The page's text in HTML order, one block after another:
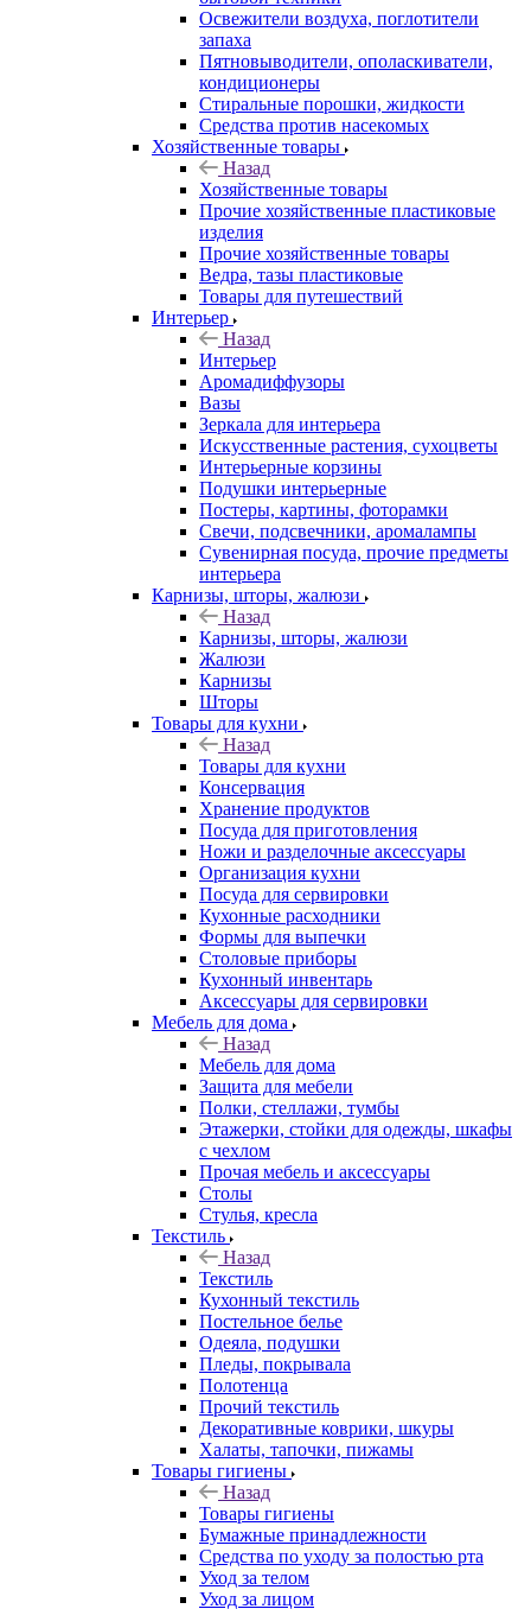
Освежители воздуха, поглотители
запаха
Пятновыводители, ополаскиватели,
кондиционеры
Стиральные порошки, жидкости
Средства против насекомых
Хозяйственные товары
Назад
Хозяйственные товары
Прочие хозяйственные пластиковые
изделия
Прочие хозяйственные товары
Ведра, тазы пластиковые
Товары для путешествий
Интерьер
Назад
Интерьер
Аромадиффузоры
Вазы
Зеркала для интерьера
Искусственные растения, сухоцветы
Интерьерные корзины
Подушки интерьерные
Постеры, картины, фоторамки
Свечи, подсвечники, аромалампы
Сувенирная посуда, прочие предметы
интерьера
Карнизы, шторы, жалюзи
Назад
Карнизы, шторы, жалюзи
Жалюзи
Карнизы
Шторы
Товары для кухни
Назад
Товары для кухни
Консервация
Хранение продуктов
Посуда для приготовления
Ножи и разделочные аксессуары
Организация кухни
Посуда для сервировки
Кухонные расходники
Формы для выпечки
Столовые приборы
Кухонный инвентарь
Аксессуары для сервировки
Мебель для дома
Назад
Мебель для дома
Защита для мебели
Полки, стеллажи, тумбы
Этажерки, стойки для одежды, шкафы
с чехлом
Прочая мебель и аксессуары
Столы
Стулья, кресла
Текстиль
Назад
Текстиль
Кухонный текстиль
Постельное белье
Одеяла, подушки
Пледы, покрывала
Полотенца
Прочий текстиль
Декоративные коврики, шкуры
Халаты, тапочки, пижамы
Товары гигиены
Назад
Товары гигиены
Бумажные принадлежности
Средства по уходу за полостью рта
Уход за телом
Уход за лицом